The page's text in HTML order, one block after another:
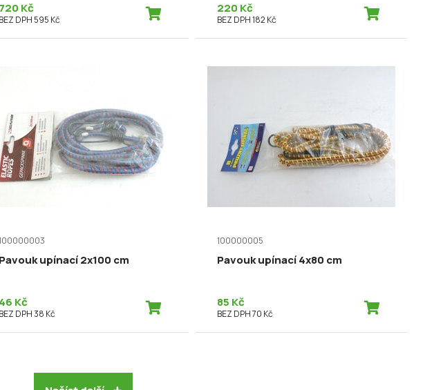
720 Kč
BEZ DPH 595 Kč
220 Kč
BEZ DPH 182 Kč
Pavouk upínací 2x100 cm
46 Kč
BEZ DPH 38 Kč
100000005
Pavouk upínací 4x80 cm
85 Kč
BEZ DPH 70 Kč